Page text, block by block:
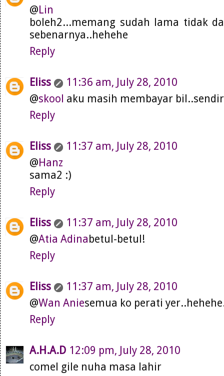
@Lin
boleh2...memang sudah lama tidak
sebenarnya..hehehe
Reply
Eliss
11:36 am, July 28, 2010
@skool aku masih membayar
Reply
Eliss
11:37 am, July 28, 2010
@Hanz
sama2 :)
Reply
Eliss
11:37 am, July 28, 2010
@Atia Adinabetul-betul!
Reply
Eliss
11:37 am, July 28, 2010
@Wan Aniesemua ko perati
Reply
A.H.A.D 12:09 pm, July 28, 2010
comel gile nuha masa lahir